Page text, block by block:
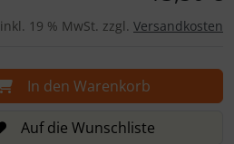
inkl. 19 % MwSt. zzgl. Versandkosten
In den Warenkorb
Auf die Wunschliste